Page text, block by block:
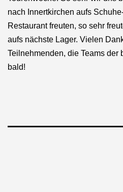
nach Innertkirchen aufs
Restaurant freuten, so sehr
aufs nächste Lager. Vielen
Teilnehmenden, die Teams der
bald!